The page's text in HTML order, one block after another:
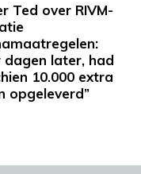
Ted over RIVM-
dagen later, had
10.000 extra
opgeleverd”